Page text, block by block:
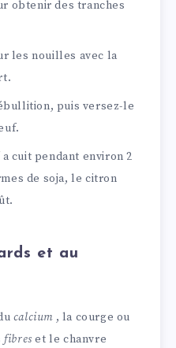
obtenir des tranches
les nouilles avec la
puis versez-le
cuit pendant environ 2
de soja, le citron
et au
calcium , la courge ou
fibres et le chanvre